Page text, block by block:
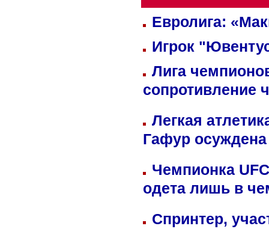
Евролига:
Игрок
Лига
сопротивление
Легкая
Гафур осуждена
Чемпионка
одета лишь в
Спринтер,